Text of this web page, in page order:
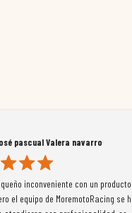
pascual Valera navarro
inconveniente con un
el equipo de MoremotoRacing se